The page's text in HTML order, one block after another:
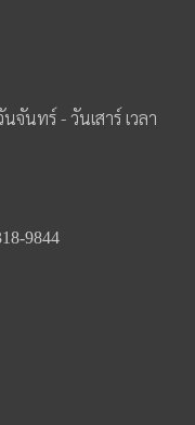
จันทร์ - วันเสาร์ เวลา
9844